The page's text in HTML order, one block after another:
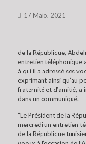
17 Maio, 2021
de la République,
entretien téléphonique
à qui il a adressé ses
exprimant ainsi qu’au
fraternité et d’amitié, a
dans un communiqué.
“Le Président de la
mercredi un entretien
de la République